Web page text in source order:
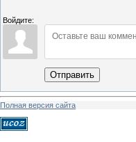
Войдите:
Отправить
Полная версия сайта